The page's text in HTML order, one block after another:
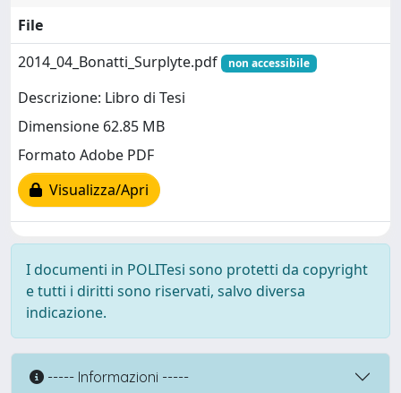
File
2014_04_Bonatti_Surplyte.pdf
non accessibile
Descrizione: Libro di Tesi
Dimensione 62.85 MB
Formato Adobe PDF
Visualizza/Apri
I documenti in POLITesi sono protetti da copyright
e tutti i diritti sono riservati, salvo diversa
indicazione.
----- Informazioni -----